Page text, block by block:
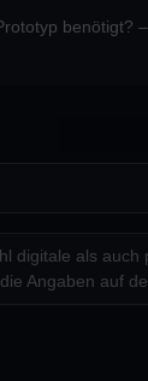
benötigt? –
digitale als auch
Angaben auf